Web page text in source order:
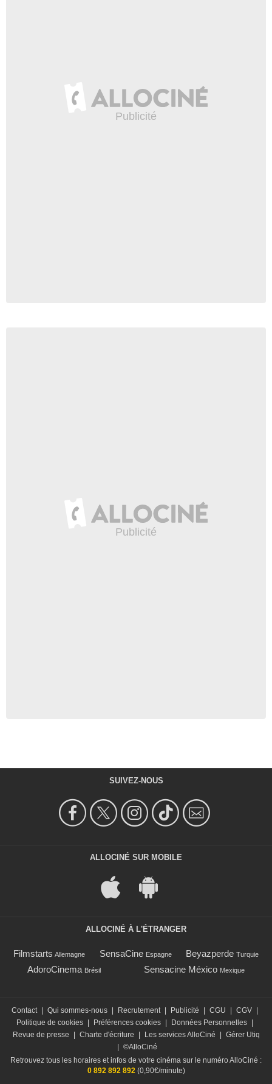
SUIVEZ-NOUS
ALLOCINÉ SUR MOBILE
ALLOCINÉ À L'ÉTRANGER
Filmstarts Allemagne SensaCine Espagne Beyazperde Turquie
AdoroCinema Brésil Sensacine México Mexique
Contact | Qui sommes-nous | Recrutement | Publicité | CGU | CGV |
Politique de cookies | Préférences cookies | Données Personnelles |
Revue de presse
| Charte d'écriture | Les services AlloCiné | Gérer Utiq
| ©AlloCiné
Retrouvez tous les horaires et infos de votre cinéma sur le numéro AlloCiné :
0 892 892 892 (0,90€/minute)